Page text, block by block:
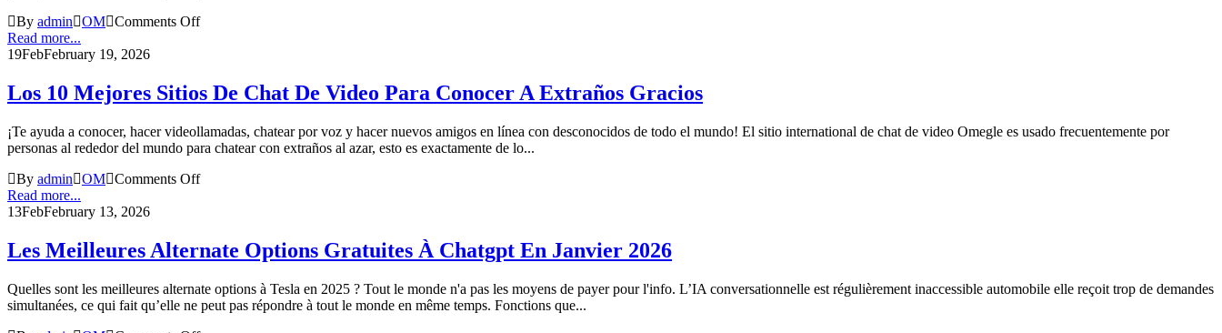
By admin OM Comments Off
Read more...
19FebFebruary 19, 2026
Los 10 Mejores Sitios De Chat De Video Para Conocer A Extraños Gracios
¡Te ayuda a conocer, hacer videollamadas, chatear por voz y hacer nuevos amigos en línea con desconocidos de todo el mundo! El sitio international de chat de video Omegle es usado frecuentemente por
personas al rededor del mundo para chatear con extraños al azar, esto es exactamente de lo...
By admin OM Comments Off
Read more...
13FebFebruary 13, 2026
Les Meilleures Alternate Options Gratuites À Chatgpt En Janvier 2026
Quelles sont les meilleures alternate options à Tesla en 2025 ? Tout le monde n'a pas les moyens de payer pour l'info. L’IA conversationnelle est régulièrement inaccessible automobile elle reçoit trop de demandes
simultanées, ce qui fait qu’elle ne peut pas répondre à tout le monde en même temps. Fonctions que...